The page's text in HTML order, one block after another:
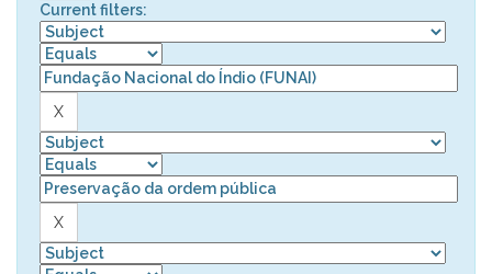
Current filters: